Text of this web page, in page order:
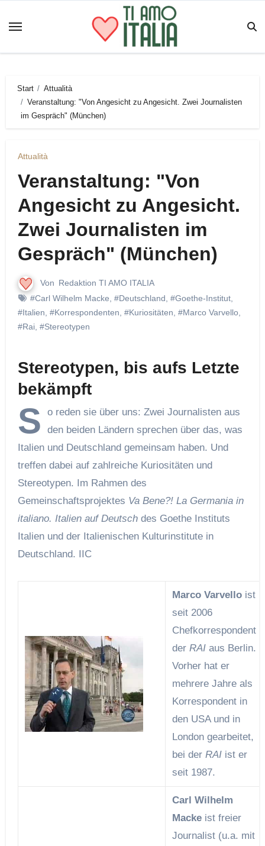
Inhalt
Start
Attualità
Veranstaltung: "Von Angesicht zu Angesicht. Zwei Journalisten
im Gespräch" (München)
Attualità
Veranstaltung: "Von
Angesicht zu Angesicht.
Zwei Journalisten im
Gespräch" (München)
Von Redaktion TI AMO ITALIA
#Carl Wilhelm Macke #Deutschland #Goethe-Institut,
#Italien #Korrespondenten #Kuriositäten #Marco Varvello,
#Rai, #Stereotypen
Stereotypen, bis aufs Letzte
bekämpft
S
o reden sie über uns: Zwei Journalisten aus
den beiden Ländern sprechen über das, was
Italien und Deutschland gemeinsam haben. Und
treffen dabei auf zahlreiche Kuriositäten und
Stereotypen. Im Rahmen des
Gemeinschaftsprojektes Va Bene?! La Germania in
italiano. Italien auf Deutschdes Goethe Instituts
Italien und der Italienischen Kulturinstitute in
Deutschland.
IIC
Marco Varvelloist
seit 2006
Chefkorrespondent
der RAIaus Berlin.
Vorher hat er
mehrere Jahre als
Korrespondent in
den USA und in
London gearbeitet,
bei der RAIist er
seit 1987.
Carl Wilhelm
Mackeist freier
Journalist (u.a. mit